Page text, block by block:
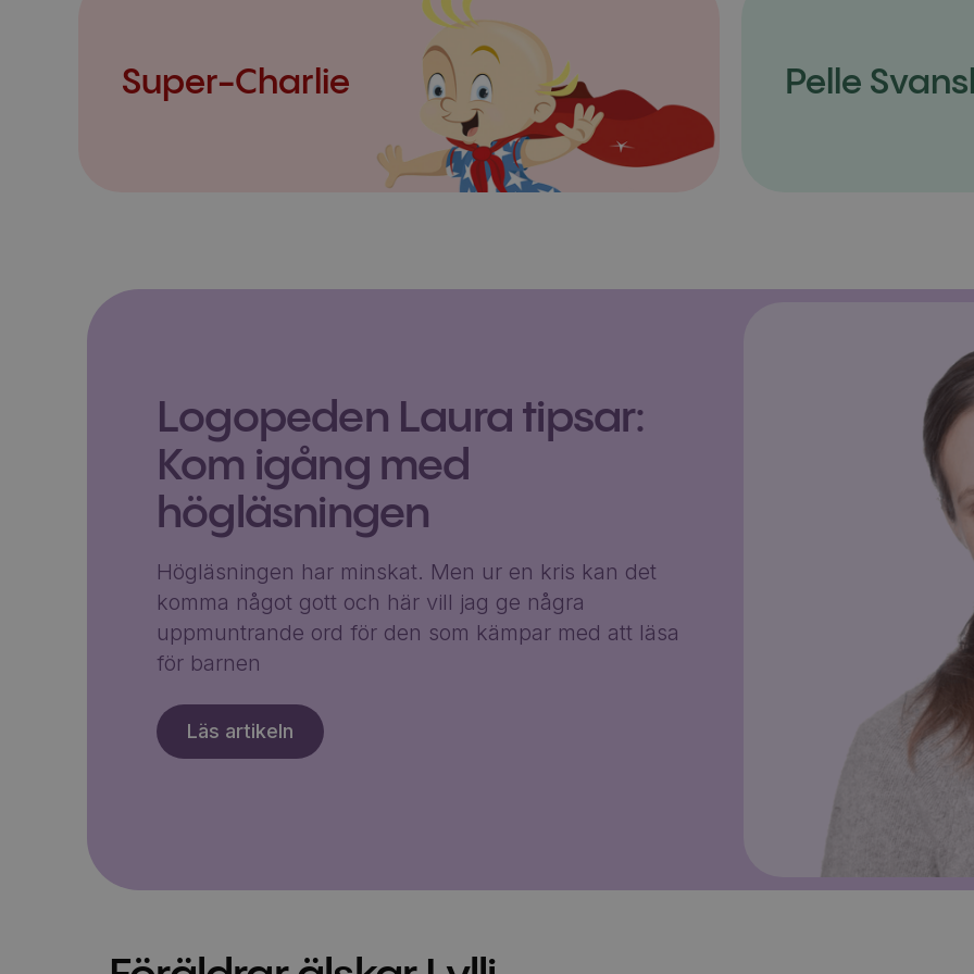
Super-Charlie Pelle
Logopeden Laura tipsar:
Kom igång med
högläsningen
Högläsningen har minskat. Men ur en kris kan det
komma något gott och här vill jag ge några
uppmuntrande ord för den som kämpar med att läsa
för barnen
Läs artikeln